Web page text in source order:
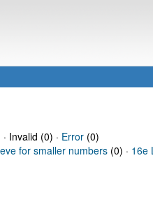
· Invalid (0) · Error(0)
for smaller numbers (0) · 16e